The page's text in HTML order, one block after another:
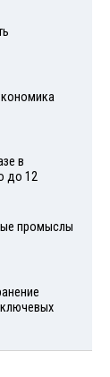
в
до 12
промыслы